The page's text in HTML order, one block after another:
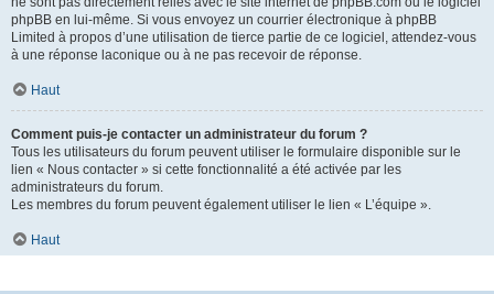
phpBB en lui-même. Si vous envoyez un courrier électronique à phpBB
Limited à propos d’une utilisation de tierce partie de ce logiciel, attendez-vous
à une réponse laconique ou à ne pas recevoir de réponse.
Haut
Comment puis-je contacter un administrateur du forum ?
Tous les utilisateurs du forum peuvent utiliser le formulaire disponible sur le
lien « Nous contacter » si cette fonctionnalité a été activée par les
administrateurs du forum.
Les membres du forum peuvent également utiliser le lien « L’équipe ».
Haut